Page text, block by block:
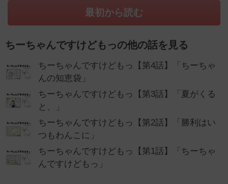
最初から読む
ちーちゃんですけどもっの他の話を見る
ちーちゃんですけどもっ【第4話】「ちーちゃ
んの知恵袋」
ちーちゃんですけどもっ【第3話】「夏がくる
と、」
ちーちゃんですけどもっ【第2話】「勝利はい
つもわんこに」
ちーちゃんですけどもっ【第1話】「ちーちゃ
んですけどもっ」